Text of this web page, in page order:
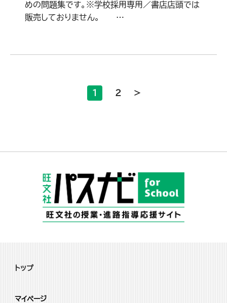
めの問題集です。※学校採用専用／書店店頭では
販売しておりません。 …
1 2 >
トップ
マイページ